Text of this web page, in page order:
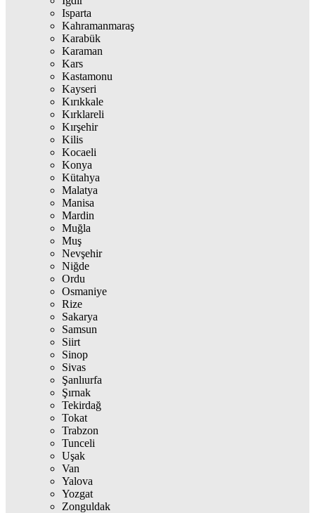
Isparta
Kahramanmaraş
Karabük
Karaman
Kars
Kastamonu
Kayseri
Kırıkkale
Kırklareli
Kırşehir
Kilis
Kocaeli
Konya
Kütahya
Malatya
Manisa
Mardin
Muğla
Muş
Nevşehir
Niğde
Ordu
Osmaniye
Rize
Sakarya
Samsun
Siirt
Sinop
Sivas
Şanlıurfa
Şırnak
Tekirdağ
Tokat
Trabzon
Tunceli
Uşak
Van
Yalova
Yozgat
Zonguldak